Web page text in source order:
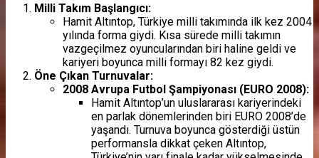
Milli Takım Başlangıcı:
Hamit Altıntop, Türkiye milli takımında ilk kez 2004
yılında forma giydi. Kısa sürede milli takımın
vazgeçilmez oyuncularından biri haline geldi ve
kariyeri boyunca milli formayı 82 kez giydi.
Öne Çıkan Turnuvalar:
2008 Avrupa Futbol Şampiyonası (EURO 2008):
Hamit Altıntop’un uluslararası kariyerindeki
en parlak dönemlerinden biri EURO 2008’de
yaşandı. Turnuva boyunca gösterdiği üstün
performansla dikkat çeken Altıntop,